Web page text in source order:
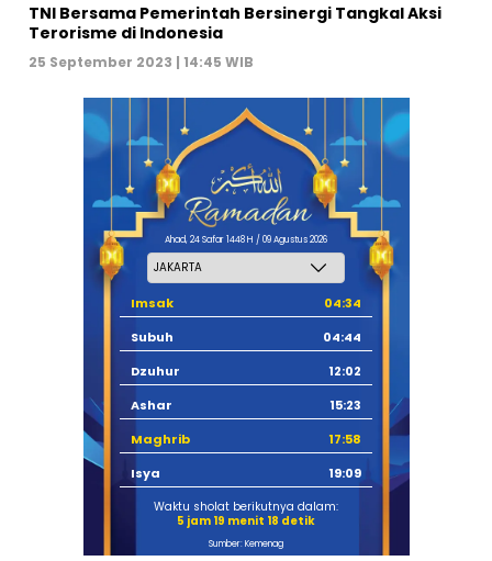
TNI Bersama Pemerintah Bersinergi Tangkal Aksi
Terorisme di Indonesia
25 September 2023 | 14:45 WIB
Ahad, 24 Safar 1448 H / 09 Agustus 2026
Imsak
04:34
Subuh
04:44
Dzuhur
12:02
Ashar
15:23
Maghrib
17:58
Isya
19:09
Waktu sholat berikutnya dalam:
5 jam 19 menit 17 detik
Sumber: Kemenag